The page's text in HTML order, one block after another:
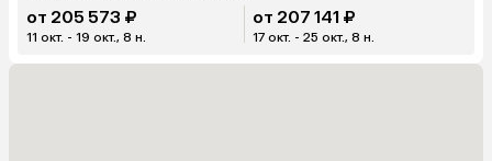
от 205 573 ₽
11 окт. - 19 окт., 8 н.
от 207 141 ₽
17 окт. - 25 окт., 8 н.